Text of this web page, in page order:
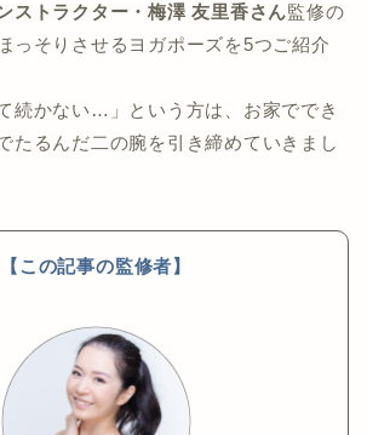
ストラクター・梅澤 友里香さん監修の
っそりさせるヨガポーズを5つご紹介
続かない…」という方は、お家ででき
たるんだ二の腕を引き締めていきまし
【この記事の監修者】